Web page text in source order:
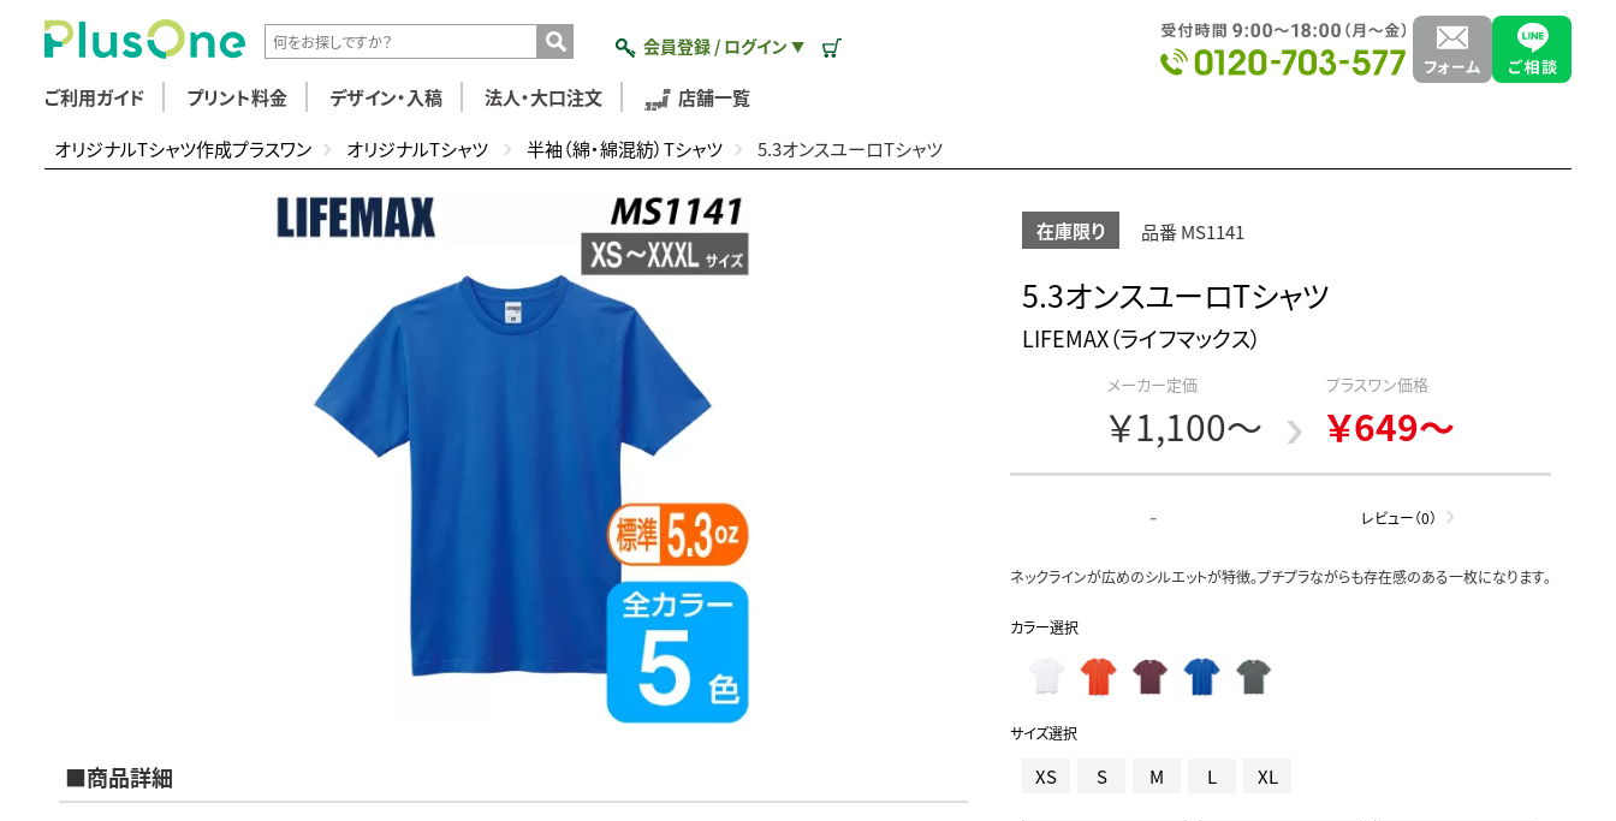
会員登録 / ログイン ▼
ご利用ガイド プリント料金 デザイン・入稿 法人・大口注文 店舗一覧
オリジナルTシャツ作成プラスワン オリジナルTシャツ 半袖（綿・綿混紡）Tシャツ 5.3オンスユーロTシャツ
■商品詳細
在庫限り 品番 MS1141
5.3オンスユーロTシャツ
LIFEMAX（ライフマックス）
メーカー定価
￥1,100～
プラスワン価格
￥649～
- レビュー（0）
ネックラインが広めのシルエットが特徴。プチプラながらも存在感のある一枚になります。
カラー選択
サイズ選択
XS S M L XL